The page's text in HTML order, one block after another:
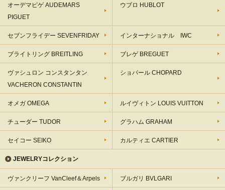
オーデマピゲ AUDEMARS
PIGUET
ウブロ HUBLOT
セブンフライデー SEVENFRIDAY インターナショナル IWC
ブライトリング BREITLING ブレゲ BREGUET
ヴァシュロン コンスタンタン
VACHERON CONSTANTIN
ショパール CHOPARD
オメガ OMEGA ルイヴィトン LOUIS VUITTON
チューダー TUDOR グラハム GRAHAM
セイコー SEIKO カルティエ CARTIER
JEWELRYコレクション
ヴァンクリーフ VanCleef＆Arpels ブルガリ BVLGARI